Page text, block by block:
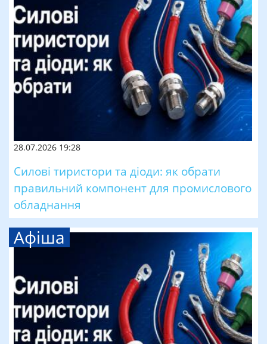
28.07.2026 19:28
Силові тиристори та діоди: як обрати
правильний компонент для промислового
обладнання
Афіша